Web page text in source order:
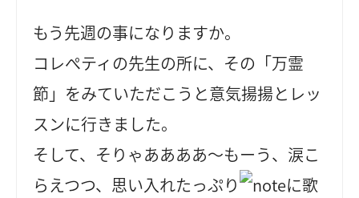
もう先週の事になりますか。
コレぺティの先生の所に、その「万霊
節」をみていただこうと意気揚揚とレッ
スンに行きました。
そして、そりゃああああ～もーう、涙こ
らえつつ、思い入れたっぷり
に歌